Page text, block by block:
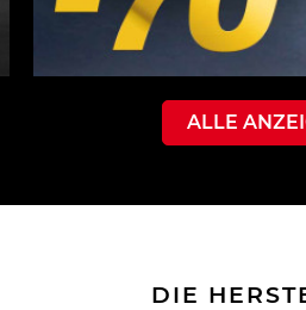
ALLE
DIE